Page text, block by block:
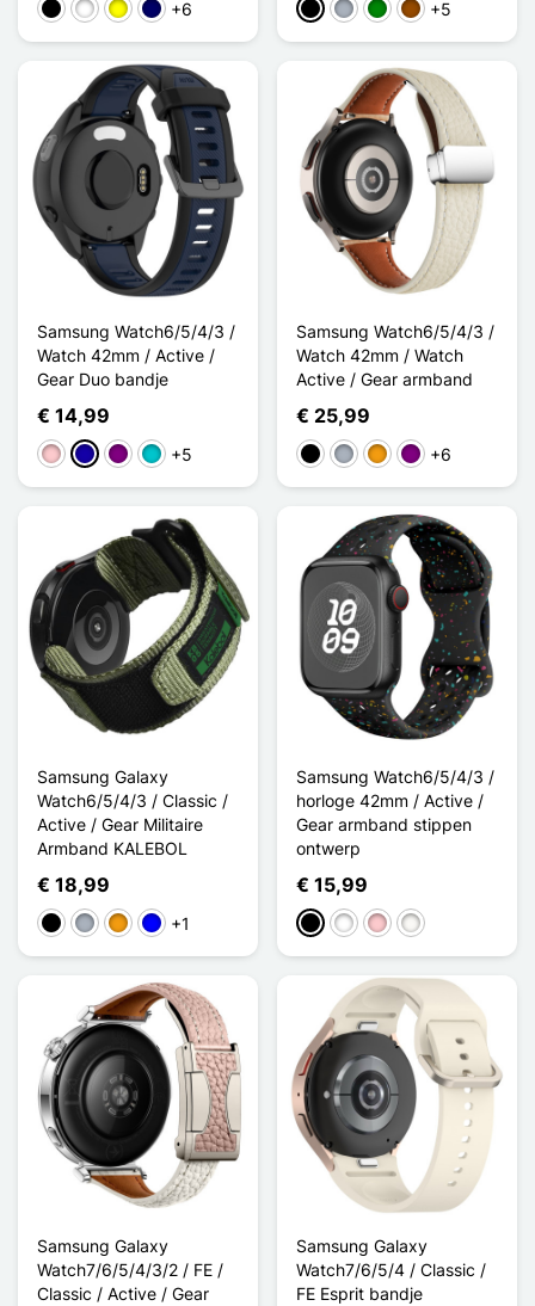
ZwartWit GeelMarine Blauw
+6 ZwartGrijsGroenBruin+5
Samsung Watch6/5/4/3 /
Watch 42mm / Active /
Gear Duo bandje
€ 14,99
RozeDonkerblauw
PurperTurkoois
+5
Samsung Watch6/5/4/3 /
Watch 42mm / Watch
Active / Gear armband
€ 25,99
ZwartGrijsOranjePurper
+6
Samsung Galaxy
Watch6/5/4/3 / Classic /
Active / Gear Militaire
Armband KALEBOL
€ 18,99
ZwartGrijsOranjeBlauw
+1
Samsung Watch6/5/4/3 /
horloge 42mm / Active /
Gear armband stippen
ontwerp
€ 15,99
ZwartWit RozeBlanc Étoilé
Samsung Galaxy
Watch7/6/5/4/3/2 / FE /
Classic / Active / Gear
Samsung Galaxy
Watch7/6/5/4 / Classic /
FE Esprit bandje